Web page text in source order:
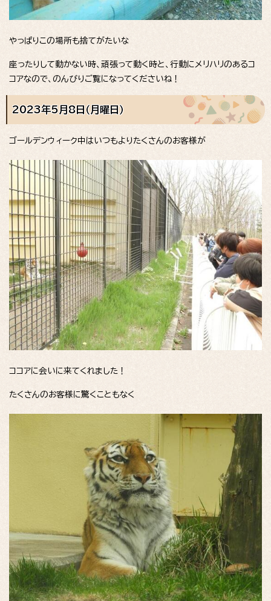
やっぱりこの場所も捨てがたいな
座ったりして動かない時、頑張って動く時と、行動にメリハリのあるコ
コアなので、のんびりご覧になってくださいね！
2023年5月8日（月曜日）
ゴールデンウィーク中はいつもよりたくさんのお客様が
ココアに会いに来てくれました！
たくさんのお客様に驚くこともなく